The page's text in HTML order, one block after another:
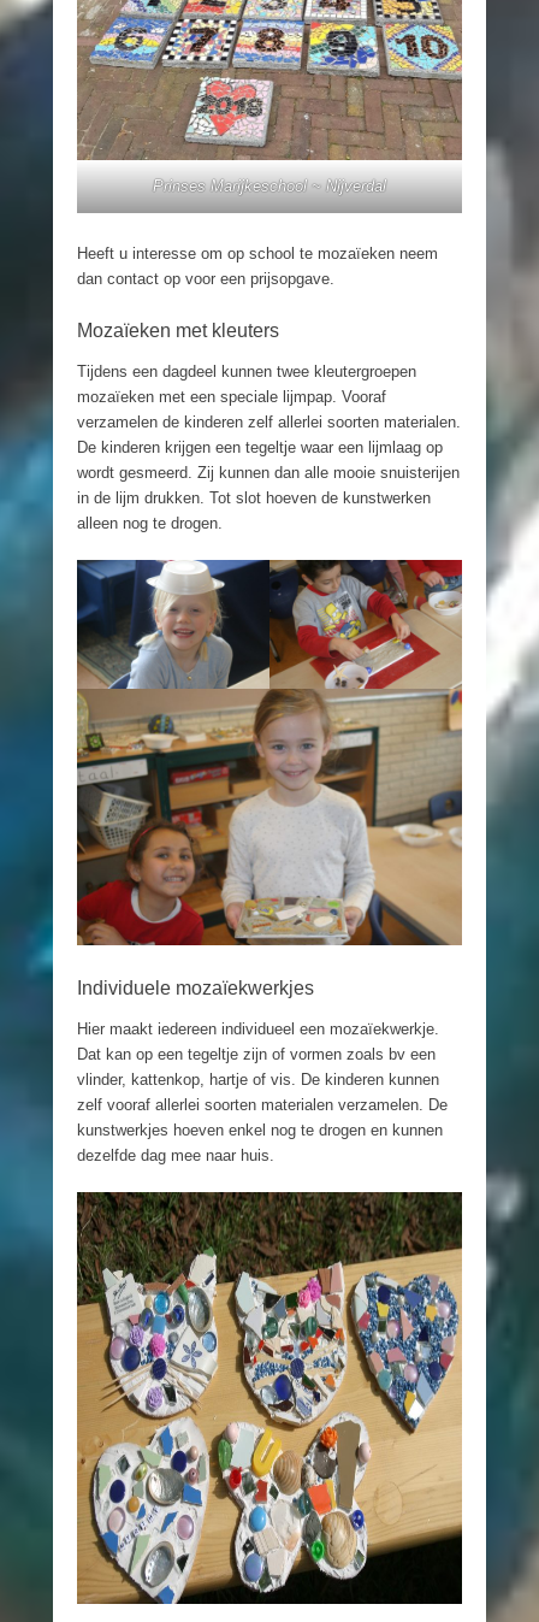
Prinses Marijkeschool ~ Nijverdal
Heeft u interesse om op school te mozaïeken neem
dan contact op voor een prijsopgave.
Mozaïeken met kleuters
Tijdens een dagdeel kunnen twee kleutergroepen
mozaïeken met een speciale lijmpap. Vooraf
verzamelen de kinderen zelf allerlei soorten materialen.
De kinderen krijgen een tegeltje waar een lijmlaag op
wordt gesmeerd. Zij kunnen dan alle mooie snuisterijen
in de lijm drukken. Tot slot hoeven de kunstwerken
alleen nog te drogen.
Individuele mozaïekwerkjes
Hier maakt iedereen individueel een mozaïekwerkje.
Dat kan op een tegeltje zijn of vormen zoals bv een
vlinder, kattenkop, hartje of vis. De kinderen kunnen
zelf vooraf allerlei soorten materialen verzamelen. De
kunstwerkjes hoeven enkel nog te drogen en kunnen
dezelfde dag mee naar huis.